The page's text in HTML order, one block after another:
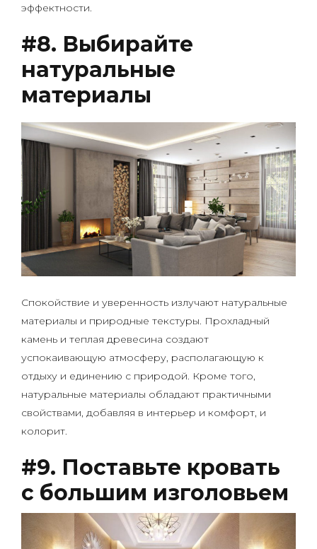
эффектности.
#8. Выбирайте
натуральные
материалы
Спокойствие и уверенность излучают натуральные
материалы и природные текстуры. Прохладный
камень и теплая древесина создают
успокаивающую атмосферу, располагающую к
отдыху и единению с природой. Кроме того,
натуральные материалы обладают практичными
свойствами, добавляя в интерьер и комфорт, и
колорит.
#9. Поставьте кровать
с большим изголовьем